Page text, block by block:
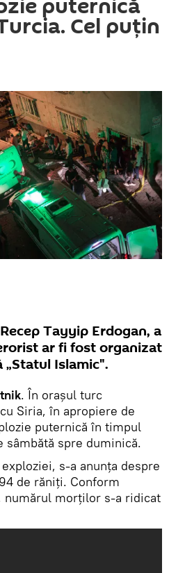
puternică
Cel puțin
Tayyip Erdogan, a
ar fi fost organizat
Islamic".
. În orașul turc
Siria, în apropiere de
puternică în timpul
sâmbătă spre duminică.
s-a anunța despre
de răniți. Conform
morților s-a ridicat